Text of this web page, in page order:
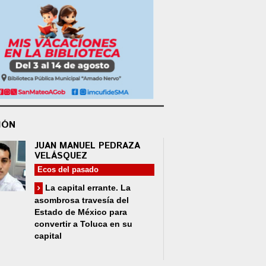
JUAN MANUEL PEDRAZA
VELÁSQUEZ
Ecos del pasado
La capital errante. La
asombrosa travesía del
Estado de México para
convertir a Toluca en su
capital